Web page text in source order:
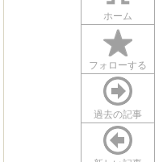
ホーム
フォローする
過去の記事